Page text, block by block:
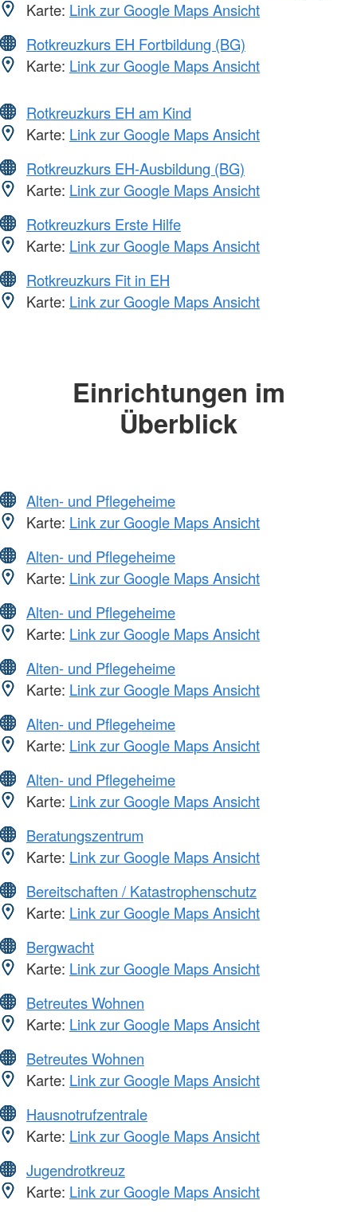
Karte: Link zur Google Maps Ansicht
Rotkreuzkurs EH Fortbildung (BG)
Karte: Link zur Google Maps Ansicht
Rotkreuzkurs EH am Kind
Karte: Link zur Google Maps Ansicht
Rotkreuzkurs EH-Ausbildung (BG)
Karte: Link zur Google Maps Ansicht
Rotkreuzkurs Erste Hilfe
Karte: Link zur Google Maps Ansicht
Rotkreuzkurs Fit in EH
Karte: Link zur Google Maps Ansicht
Einrichtungen im
Überblick
Alten- und Pflegeheime
Karte: Link zur Google Maps Ansicht
Alten- und Pflegeheime
Karte: Link zur Google Maps Ansicht
Alten- und Pflegeheime
Karte: Link zur Google Maps Ansicht
Alten- und Pflegeheime
Karte: Link zur Google Maps Ansicht
Alten- und Pflegeheime
Karte: Link zur Google Maps Ansicht
Alten- und Pflegeheime
Karte: Link zur Google Maps Ansicht
Beratungszentrum
Karte: Link zur Google Maps Ansicht
Bereitschaften / Katastrophenschutz
Karte: Link zur Google Maps Ansicht
Bergwacht
Karte: Link zur Google Maps Ansicht
Betreutes Wohnen
Karte: Link zur Google Maps Ansicht
Betreutes Wohnen
Karte: Link zur Google Maps Ansicht
Hausnotrufzentrale
Karte: Link zur Google Maps Ansicht
Jugendrotkreuz
Karte: Link zur Google Maps Ansicht